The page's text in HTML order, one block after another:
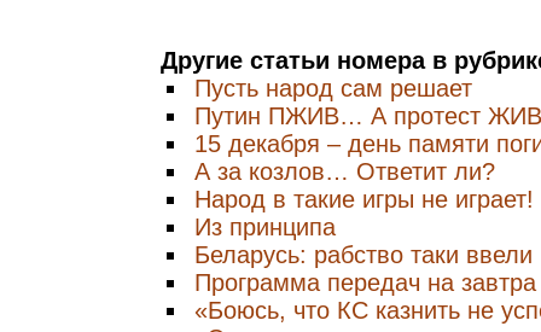
Другие статьи номера в
Пусть народ сам решает
Путин ПЖИВ… А протест
15 декабря – день памяти
А за козлов… Ответит ли?
Народ в такие игры не играет!
Из принципа
Беларусь: рабство таки ввели
Программа передач на завтра
«Боюсь, что КС казнить не